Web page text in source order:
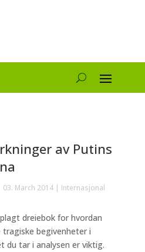
av Putins
03. March 2014| Internasjonal
dreiebok for hvordan
tragiske begivenheter i
du tar i analysen er viktig.